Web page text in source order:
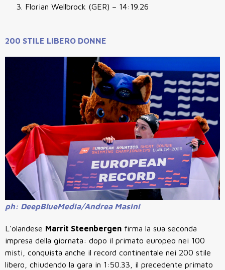
Florian Wellbrock (GER) – 14:19.26
200 STILE LIBERO DONNE
ph: DeepBlueMedia/Andrea Masini
L'olandese Marrit Steenbergen firma la sua seconda
impresa della giornata: dopo il primato europeo nei 100
misti, conquista anche il record continentale nei 200 stile
libero, chiudendo la gara in 1:50.33, il precedente primato